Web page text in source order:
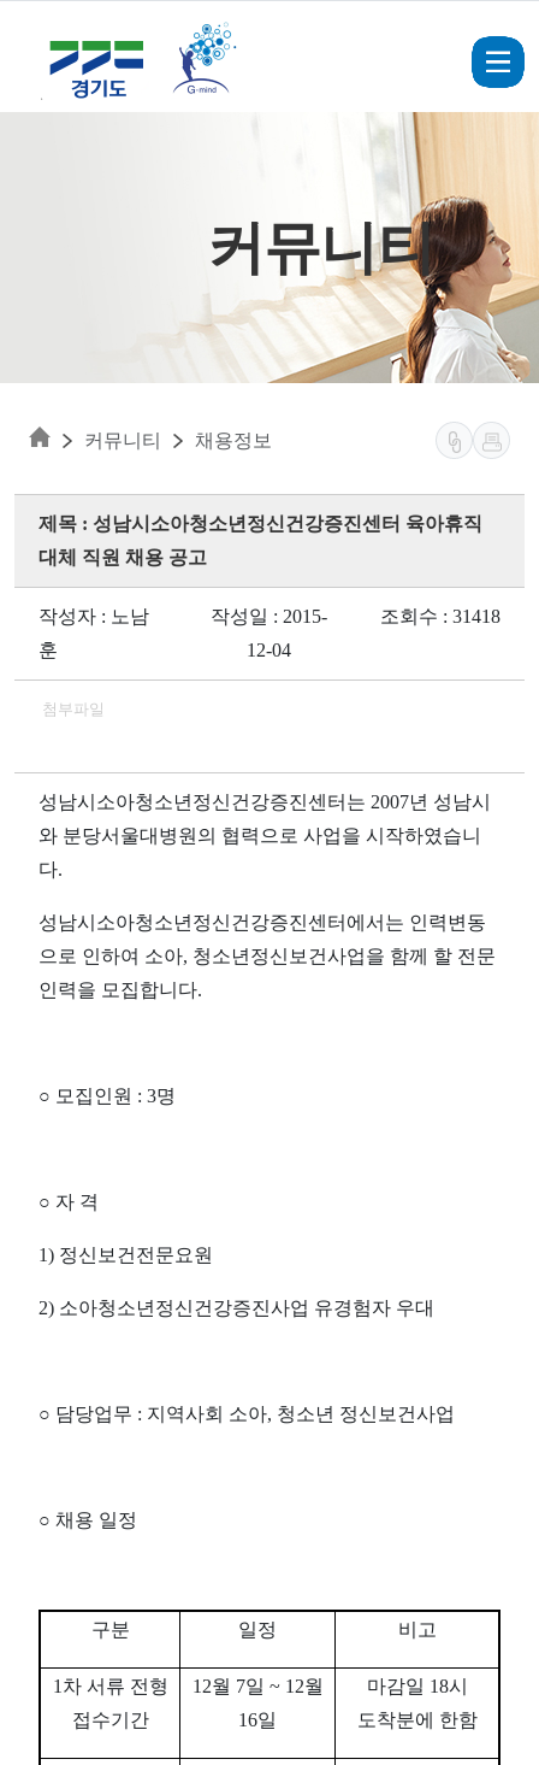
커뮤니티
커뮤니티 채용정보
제목 : 성남시소아청소년정신건강증진센터 육아휴직
대체 직원 채용 공고
작성자 : 노남
훈
작성일 : 2015-
12-04
조회수 : 31418
첨부파일
성남시소아청소년정신건강증진센터는 2007년 성남시
와 분당서울대병원의 협력으로 사업을 시작하였습니
다.
성남시소아청소년정신건강증진센터에서는 인력변동
으로 인하여 소아, 청소년정신보건사업을 함께 할 전문
인력을 모집합니다.
○ 모집인원 : 3명
○ 자 격
1) 정신보건전문요원
2) 소아청소년정신건강증진사업 유경험자 우대
○ 담당업무 : 지역사회 소아, 청소년 정신보건사업
○ 채용 일정
구분 일정 비고
1 차 서류 전형
접수기간
12월 7일 ~ 12월
16일
마감일 18시
도착분에 한함